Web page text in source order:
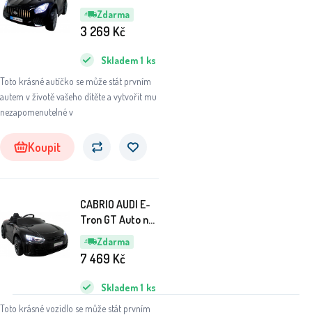
Zdarma
autíčko Cabrio
B3 Černý lak
Toto krásné autíčko se může stát prvním
autem v životě vašeho dítěte a vytvořit mu
nezapomenutelné v
Skladem 1 ks
3 269 Kč
Koupit
Zdarma
CABRIO AUDI E-
Tron GT Auto na
baterie a dálkové
ovládání Černé
Toto krásné vozidlo se může stát prvním
Skladem 1 ks
7 469 Kč